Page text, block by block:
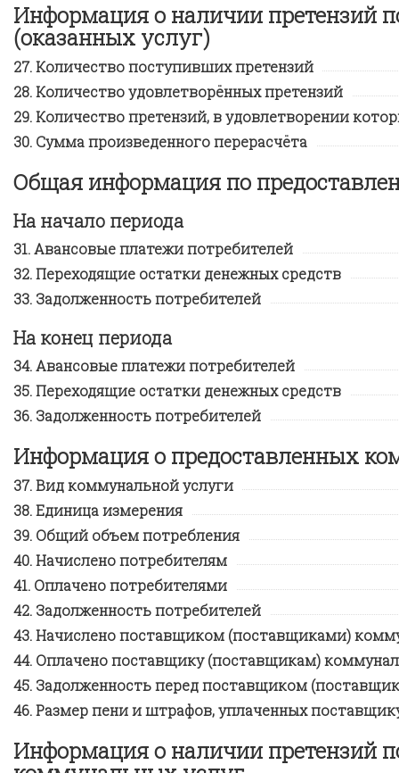
Информация о наличии претензий
(оказанных услуг)
Количество поступивших претензий
Количество удовлетворённых претензий
Количество претензий, в удовлетворении
Сумма произведенного перерасчёта
Общая информация по
На начало периода
Авансовые платежи потребителей
Переходящие остатки денежных средств
Задолженность потребителей
На конец периода
Авансовые платежи потребителей
Переходящие остатки денежных средств
Задолженность потребителей
Информация о предоставленных
Вид коммунальной услуги
Единица измерения
Общий объем потребления
Начислено потребителям
Оплачено потребителями
Задолженность потребителей
Начислено поставщиком (поставщиками)
Оплачено поставщику (поставщикам)
Задолженность перед поставщиком
Размер пени и штрафов, уплаченных
Информация о наличии претензий